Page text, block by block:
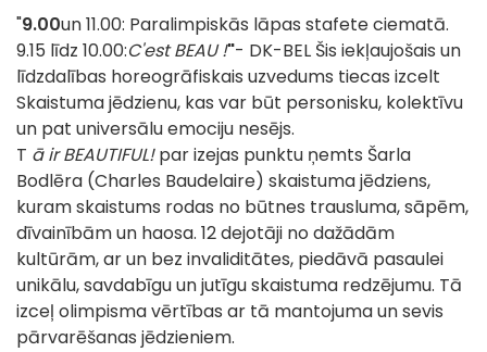
"9.00un 11.00: Paralimpiskās lāpas stafete ciematā.
9.15 līdz 10.00:C'est BEAU !"- DK-BEL Šis iekļaujošais un
līdzdalības horeogrāfiskais uzvedums tiecas izcelt
Skaistuma jēdzienu, kas var būt personisku, kolektīvu
un pat universālu emociju nesējs.
T ā ir BEAUTIFUL!par izejas punktu ņemts Šarla
Bodlēra (Charles Baudelaire) skaistuma jēdziens,
kuram skaistums rodas no būtnes trausluma, sāpēm,
dīvainībām un haosa. 12 dejotāji no dažādām
kultūrām, ar un bez invaliditātes, piedāvā pasaulei
unikālu, savdabīgu un jutīgu skaistuma redzējumu. Tā
izceļ olimpisma vērtības ar tā mantojuma un sevis
pārvarēšanas jēdzieniem.